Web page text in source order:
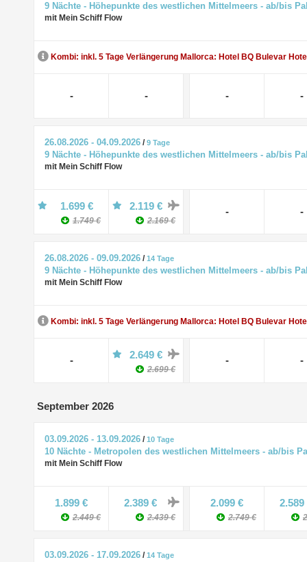
9 Nächte - Höhepunkte des westlichen Mittelmeers - ab/bis
mit Mein Schiff Flow
Kombi: inkl. 5 Tage Verlängerung Mallorca: Hotel BQ Bulevar
- - - -
26.08.2026 - 04.09.2026 /9 Tage
9 Nächte - Höhepunkte des westlichen Mittelmeers - ab/bis
mit Mein Schiff Flow
1.699 €
1.749 €
2.119 €
2.169 €
- -
26.08.2026 - 09.09.2026 /14 Tage
9 Nächte - Höhepunkte des westlichen Mittelmeers - ab/bis
mit Mein Schiff Flow
Kombi: inkl. 5 Tage Verlängerung Mallorca: Hotel BQ Bulevar
- 2.649 €
2.699 €
- -
September 2026
03.09.2026 - 13.09.2026 /10 Tage
10 Nächte - Metropolen des westlichen Mittelmeers - ab/bis
mit Mein Schiff Flow
1.899 €
2.449 €
2.389 €
2.439 €
2.099 €
2.749 €
2.589
03.09.2026 - 17.09.2026 /14 Tage